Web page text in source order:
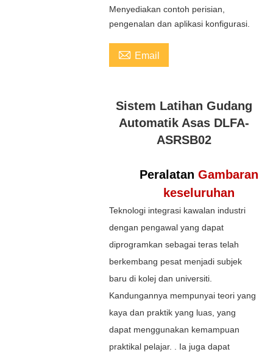
Menyediakan contoh perisian,
pengenalan dan aplikasi konfigurasi.
 Email
Sistem Latihan Gudang
Automatik Asas DLFA-
ASRSB02
Peralatan Gambaran
keseluruhan
Teknologi integrasi kawalan industri
dengan pengawal yang dapat
diprogramkan sebagai teras telah
berkembang pesat menjadi subjek
baru di kolej dan universiti.
Kandungannya mempunyai teori yang
kaya dan praktik yang luas, yang
dapat menggunakan kemampuan
praktikal pelajar. . Ia juga dapat